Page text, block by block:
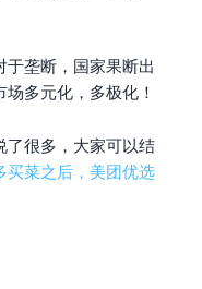
垄断，国家果断出
多元化，多极化！
了很多，大家可以结
买菜之后，美团优选